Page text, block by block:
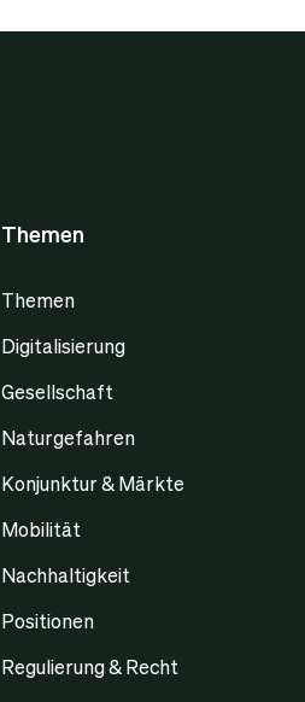
Themen
Themen
Digitalisierung
Gesellschaft
Naturgefahren
Konjunktur & Märkte
Mobilität
Nachhaltigkeit
Positionen
Regulierung & Recht